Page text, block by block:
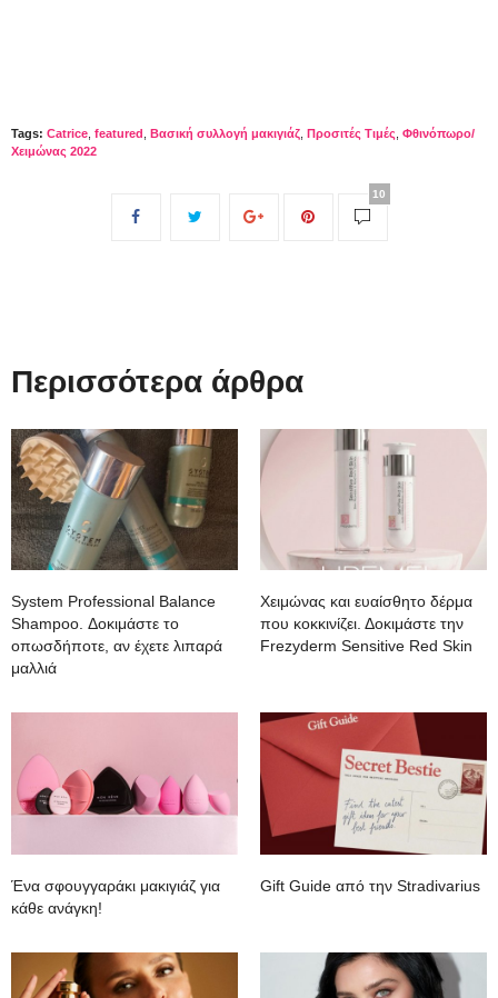
Tags: Catrice featured Βασική συλλογή μακιγιάζ Προσιτές Τιμές Φθινόπωρο/
Χειμώνας 2022
10
Περισσότερα άρθρα
System Professional Balance
Shampoo. Δοκιμάστε το
οπωσδήποτε, αν έχετε λιπαρά
μαλλιά
Χειμώνας και ευαίσθητο δέρμα
που κοκκινίζει. Δοκιμάστε την
Frezyderm Sensitive Red Skin
Ένα σφουγγαράκι μακιγιάζ για
κάθε ανάγκη!
Gift Guide από την Stradivarius